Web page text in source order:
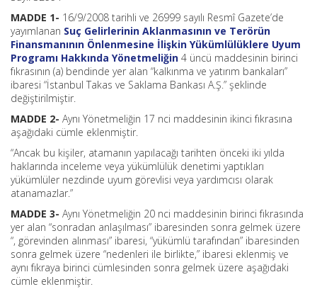
MADDE 1- 16/9/2008 tarihli ve 26999 sayılı Resmî Gazete’de
yayımlanan Suç Gelirlerinin Aklanmasının ve Terörün
Finansmanının Önlenmesine İlişkin Yükümlülüklere Uyum
Programı Hakkında Yönetmeliğin 4 üncü maddesinin birinci
fıkrasının (a) bendinde yer alan “kalkınma ve yatırım bankaları”
ibaresi “İstanbul Takas ve Saklama Bankası A.Ş.” şeklinde
değiştirilmiştir.
MADDE 2- Aynı Yönetmeliğin 17 nci maddesinin ikinci fıkrasına
aşağıdaki cümle eklenmiştir.
“Ancak bu kişiler, atamanın yapılacağı tarihten önceki iki yılda
haklarında inceleme veya yükümlülük denetimi yaptıkları
yükümlüler nezdinde uyum görevlisi veya yardımcısı olarak
atanamazlar.”
MADDE 3- Aynı Yönetmeliğin 20 nci maddesinin birinci fıkrasında
yer alan “sonradan anlaşılması” ibaresinden sonra gelmek üzere
“, görevinden alınması” ibaresi, “yükümlü tarafından” ibaresinden
sonra gelmek üzere “nedenleri ile birlikte,” ibaresi eklenmiş ve
aynı fıkraya birinci cümlesinden sonra gelmek üzere aşağıdaki
cümle eklenmiştir.